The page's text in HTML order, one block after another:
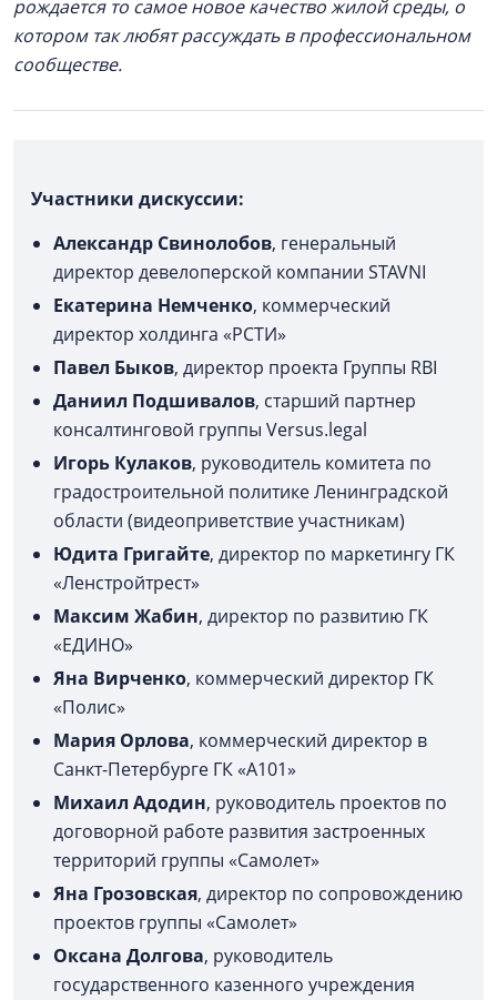
рождается то самое новое качество жилой среды, о
котором так любят рассуждать в профессиональном
сообществе.
Участники дискуссии:
Александр Свинолобов, генеральный
директор девелоперской компании STAVNI
Екатерина Немченко, коммерческий
директор холдинга «РСТИ»
Павел Быков, директор проекта Группы RBI
Даниил Подшивалов, старший партнер
консалтинговой группы Versus.legal
Игорь Кулаков, руководитель комитета по
градостроительной политике Ленинградской
области (видеоприветствие участникам)
Юдита Григайте, директор по маркетингу ГК
«Ленстройтрест»
Максим Жабин, директор по развитию ГК
«ЕДИНО»
Яна Вирченко, коммерческий директор ГК
«Полис»
Мария Орлова, коммерческий директор в
Санкт-Петербурге ГК «А101»
Михаил Адодин, руководитель проектов по
договорной работе развития застроенных
территорий группы «Самолет»
Яна Грозовская, директор по сопровождению
проектов группы «Самолет»
Оксана Долгова, руководитель
государственного казенного учреждения